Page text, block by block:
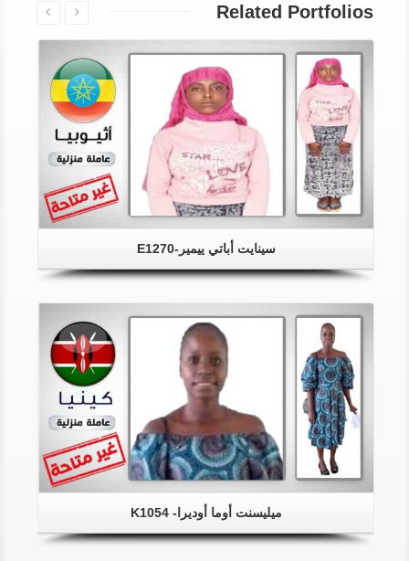
Related Portfolios
سينايت أباتي ييمير-E1270
ميليسنت أوما أوديرا- K1054